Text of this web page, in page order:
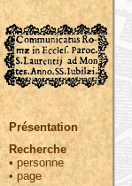
Présentation
Recherche
• personne
•page